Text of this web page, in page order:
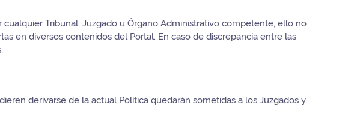
Tribunal, Juzgado u Órgano Administrativo competente, ello no
en diversos contenidos del Portal. En caso de discrepancia entre las
derivarse de la actual Política quedarán sometidas a los Juzgados y